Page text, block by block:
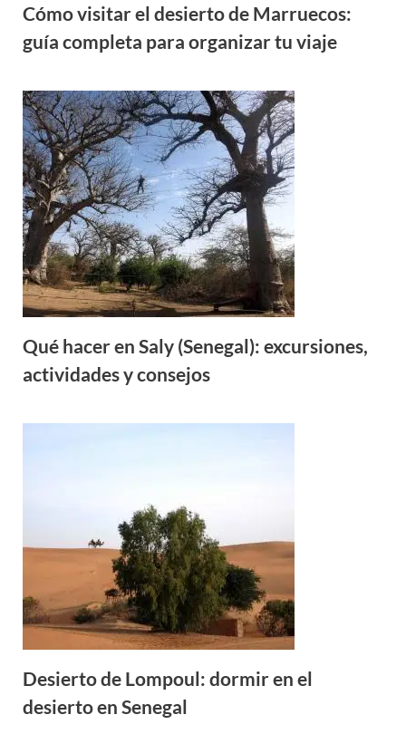
Cómo visitar el desierto de Marruecos:
guía completa para organizar tu viaje
Qué hacer en Saly (Senegal): excursiones,
actividades y consejos
Desierto de Lompoul: dormir en el
desierto en Senegal